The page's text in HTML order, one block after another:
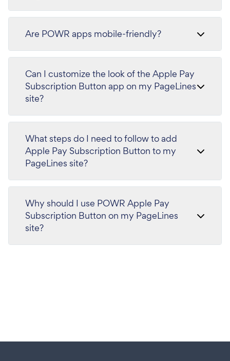
Are POWR apps mobile-friendly?
Can I customize the look of the Apple Pay
Subscription Button app on my PageLines
site?
What steps do I need to follow to add
Apple Pay Subscription Button to my
PageLines site?
Why should I use POWR Apple Pay
Subscription Button on my PageLines
site?